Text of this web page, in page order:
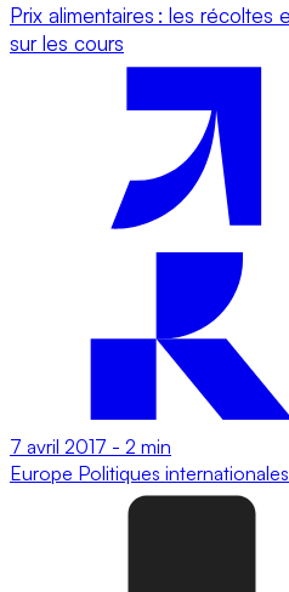
Prix alimentaires : les
sur les cours
7 avril 2017 - 2 min
Europe Politiques internationales